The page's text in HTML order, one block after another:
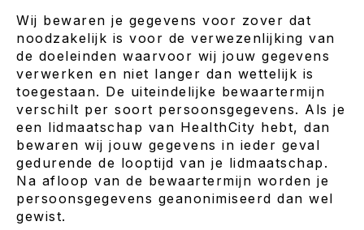
Wij bewaren je gegevens voor zover dat
noodzakelijk is voor de verwezenlijking van
de doeleinden waarvoor wij jouw gegevens
verwerken en niet langer dan wettelijk is
toegestaan. De uiteindelijke bewaartermijn
verschilt per soort persoonsgegevens. Als je
een lidmaatschap van HealthCity hebt, dan
bewaren wij jouw gegevens in ieder geval
gedurende de looptijd van je lidmaatschap.
Na afloop van de bewaartermijn worden je
persoonsgegevens geanonimiseerd dan wel
gewist.